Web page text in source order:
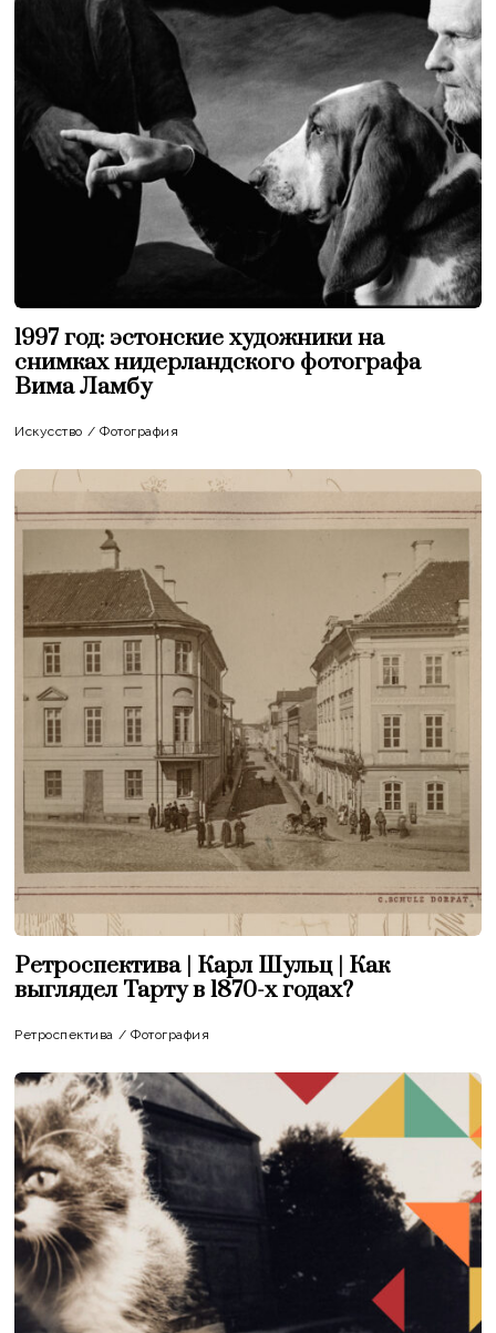
1997 год: эстонские художники на
снимках нидерландского фотографа
Вима Ламбу
Искусство / Фотография
Ретроспектива | Карл Шульц | Как
выглядел Тарту в 1870-х годах?
Ретроспектива / Фотография